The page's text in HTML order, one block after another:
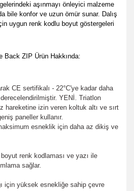
aşınmayı önleyici malzeme
bile konfor ve uzun ömür sunar. Dalış
uygun renk kodlu boyut göstergeleri
Back ZIP Ürün Hakkında:
CE sertifikalı - 22°C'ye kadar daha
YENİ. Triatlon
hareketine izin veren koltuk altı ve sırt
paneller kullanır.
esneklik için daha az dikiş ve
renk kodlaması ve yazı ile
sağlar.
için yüksek esnekliğe sahip çevre